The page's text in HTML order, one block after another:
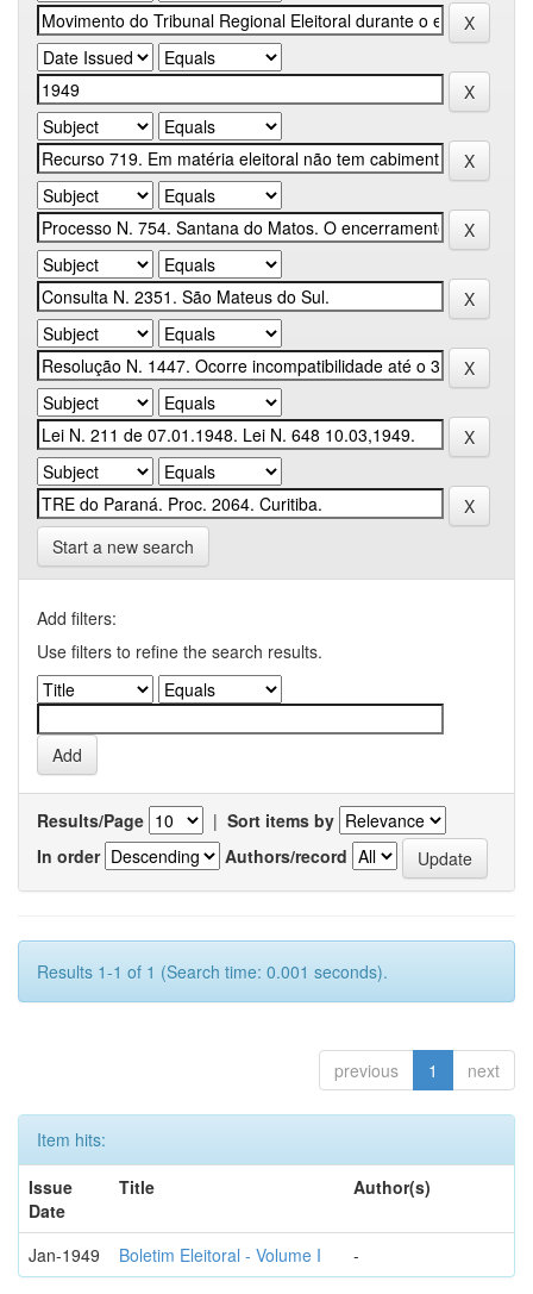
Start a new search
Add filters:
Use filters to refine the search results.
Results/Page | Sort items by
In order
Authors/record
Results 1-1 of 1 (Search time: 0.001 seconds).
previous 1 next
Item hits:
Issue
Date
Title Author(s)
Jan-1949 Boletim Eleitoral - Volume I -